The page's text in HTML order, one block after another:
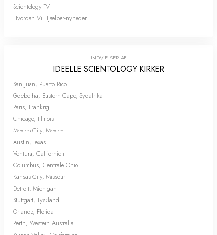
Scientology TV
Hvordan Vi Hjælper-nyheder
INDVIELSER AF
IDEELLE SCIENTOLOGY KIRKER
San Juan, Puerto Rico
Gqeberha, Eastern Cape, Sydafrika
Paris, Frankrig
Chicago, Illinois
Mexico City, Mexico
Austin, Texas
Ventura, Californien
Columbus, Centrale Ohio
Kansas City, Missouri
Detroit, Michigan
Stuttgart, Tyskland
Orlando, Florida
Perth, Western Australia